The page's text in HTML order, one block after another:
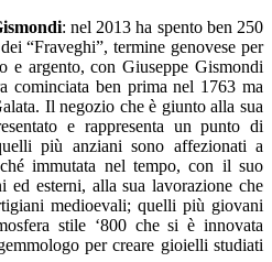
: nel 2013 ha spento ben 250
“Fraveghi”, termine genovese per
e argento, con Giuseppe Gismondi
cominciata ben prima nel 1763 ma
Il negozio che è giunto alla sua
e rappresenta un punto di
più anziani sono affezionati a
immutata nel tempo, con il suo
ed esterni, alla sua lavorazione che
medioevali; quelli più giovani
stile ‘800 che si è innovata
per creare gioielli studiati